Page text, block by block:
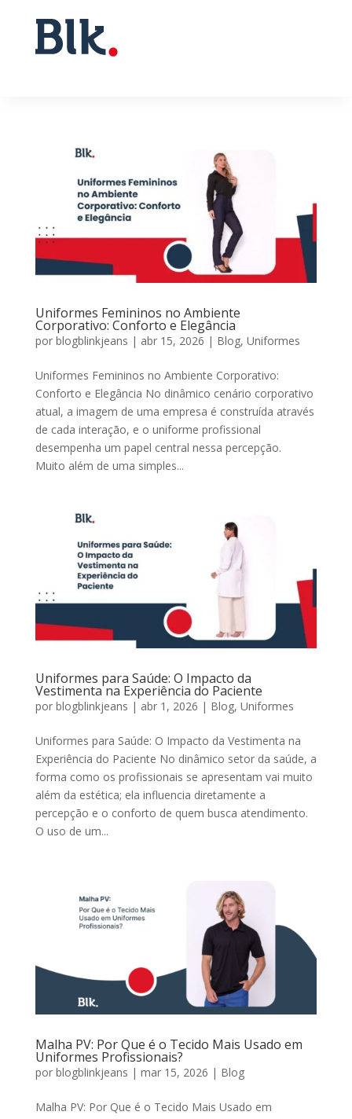
Uniformes Femininos no Ambiente
Corporativo: Conforto e Elegância
por blogblinkjeans | abr 15, 2026 | Blog, Uniformes
Uniformes Femininos no Ambiente Corporativo:
Conforto e Elegância No dinâmico cenário corporativo
atual, a imagem de uma empresa é construída através
de cada interação, e o uniforme profissional
desempenha um papel central nessa percepção.
Muito além de uma simples...
Uniformes para Saúde: O Impacto da
Vestimenta na Experiência do Paciente
por blogblinkjeans | abr 1, 2026 | Blog, Uniformes
Uniformes para Saúde: O Impacto da Vestimenta na
Experiência do Paciente No dinâmico setor da saúde, a
forma como os profissionais se apresentam vai muito
além da estética; ela influencia diretamente a
percepção e o conforto de quem busca atendimento.
O uso de um...
Malha PV: Por Que é o Tecido Mais Usado em
Uniformes Profissionais?
por blogblinkjeans | mar 15, 2026 | Blog
Malha PV: Por Que é o Tecido Mais Usado em